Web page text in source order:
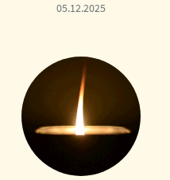
05.12.2025